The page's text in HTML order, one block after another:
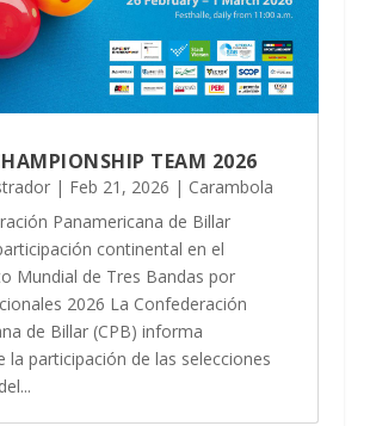
TEAM 2026
| Feb 21, 2026 | Carambola
Panamericana de Billar
continental en el
Mundial de Tres Bandas por
2026 La Confederación
de Billar (CPB) informa
la participación de las selecciones